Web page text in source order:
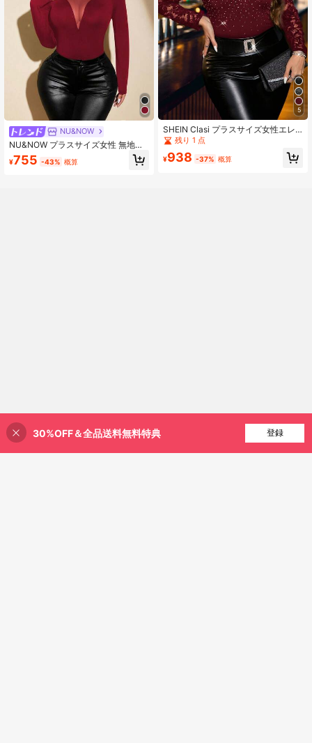
NU&NOW
NU&NOW プラスサイズ女性 無地メ
ッシュ長袖モックネックスリムフィ
ットバーガンディーTシャツ 春用
¥755 -43% 概算
5
SHEIN Clasi プラスサイズ女性エレ
ガントなコントラストレース長袖ラ
ス
残り 1 点
¥938 -37% 概算
43% 割引！
30%OFF＆全品送料無料特典 登録